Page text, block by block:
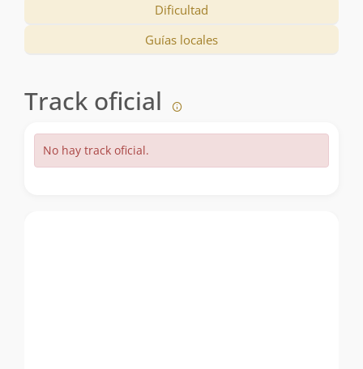
Dificultad
Guías locales
Track oficial
No hay track oficial.